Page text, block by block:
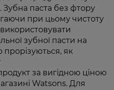
паста без фтору
при цьому чистоту
зубної пасти на
прорізуються, як
за вигідною ціною
Watsons. Для